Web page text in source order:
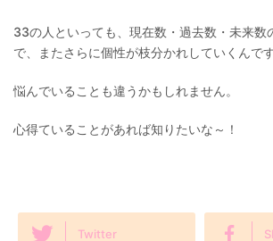
33の人といっても、現在数・過去数・未来数
で、またさらに個性が枝分かれしていくんです
悩んでいることも違うかもしれません。
心得ていることがあれば知りたいな～！
Twitter